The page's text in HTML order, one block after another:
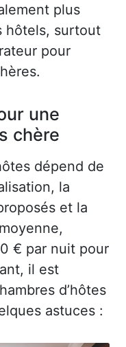
plus
hôtels, surtout
pour
une
chère
dépend de
la
et la
€ par nuit pour
il est
d’hôtes
astuces :